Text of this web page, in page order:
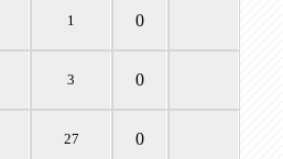
1 0
3 0
27 0